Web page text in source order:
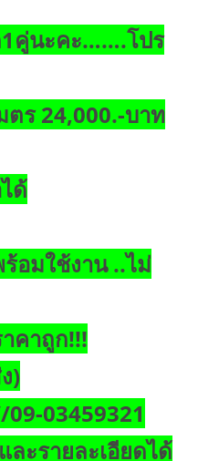
คู่นะคะ…….โปร
ร 24,000.-บาท
ด้
อมใช้งาน ..ไม่
คาถูก!!!
)
03459321
ะรายละเอียดได้